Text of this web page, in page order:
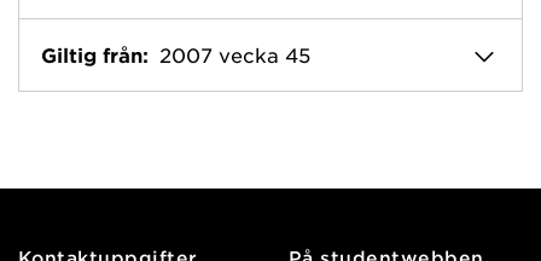
Giltig från: 2007 vecka 45